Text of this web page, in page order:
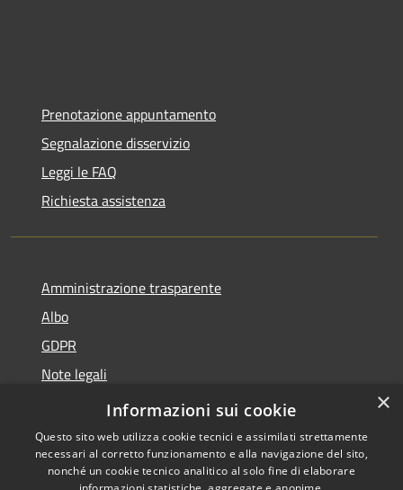
Prenotazione appuntamento
Segnalazione disservizio
Leggi le FAQ
Richiesta assistenza
Amministrazione trasparente
Albo
GDPR
Note legali
Dichiarazione di accessibilità
×
Informazioni sui cookie
Questo sito web utilizza cookie tecnici e assimilati strettamente
necessari al corretto funzionamento e alla navigazione del sito,
nonché un cookie tecnico analitico al solo fine di elaborare